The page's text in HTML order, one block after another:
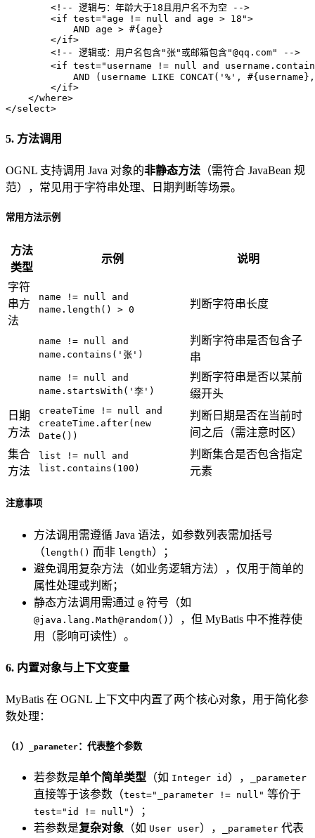
<!-- 逻辑与：年龄大于18且用户名不为空 -->
<if test="age != null and age > 18">
            AND age > #{age}
</if>
<!-- 逻辑或：用户名包含"张"或邮箱包含"@qq.com" -->
<if test="username != null and
AND (username LIKE CONCAT('%',
</if>
</where>
</select>
5. 方法调用
OGNL 支持调用 Java 对象的非静态方法 （需符合 JavaBean 规
范），常见用于字符串处理、日期判断等场景。
常用方法示例
方法
类型
示例 说明
字符
串方
法
name != null and
name.length() > 0
判断字符串长度
name != null and
name.contains('张')
判断字符串是否包含子
串
name != null and
name.startsWith('李')
判断字符串是否以某前
缀开头
日期
方法
createTime != null and
createTime.after(new
Date())
判断日期是否在当前时
间之后（需注意时区）
集合
方法
list != null and
list.contains(100)
判断集合是否包含指定
元素
注意事项
方法调用需遵循 Java 语法，如参数列表需加括号
（length() 而非 length）；
避免调用复杂方法（如业务逻辑方法），仅用于简单的
属性处理或判断；
静态方法调用需通过 @ 符号（如
@java.lang.Math@random() ），但 MyBatis 中不推荐使
用（影响可读性）。
6. 内置对象与上下文变量
MyBatis 在 OGNL 上下文中内置了两个核心对象，用于简化参
数处理：
（1） _parameter：代表整个参数
若参数是单个简单类型 （如 Integer id ）， _parameter
直接等于该参数（test="_parameter != null" 等价于
test="id != null" ）；
若参数是复杂对象 （如 User user）， _parameter 代表